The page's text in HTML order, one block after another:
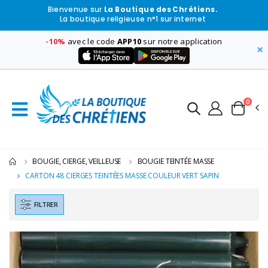
Bienvenue sur La Boutique des Chrétiens.
La boutique religieuse n°1 sur internet
-10% avec le code APP10 sur notre application
×
0
BOUGIE, CIERGE, VEILLEUSE
BOUGIE TEINTÉE MASSE
CARTON 48 CIERGES TEINTÉES MASSE COULEUR VERT SAPIN
FILTRER